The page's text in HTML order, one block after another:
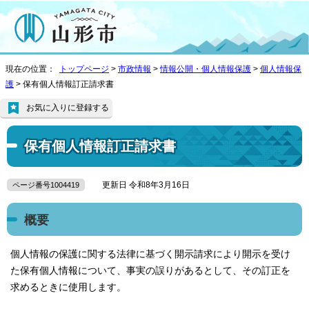
現在の位置： トップページ > 市政情報 >情報公開・個人情報保護 > 個人情報保
護 > 保有個人情報訂正請求書
保有個人情報訂正請求書
お気に入りに登録する
ページ番号1004419 更新日 令和8年3月16日
概要
個人情報の保護に関する法律に基づく開示請求により開示を受け
た保有個人情報について、事実の誤りがあるとして、その訂正を
求めるときに使用します。